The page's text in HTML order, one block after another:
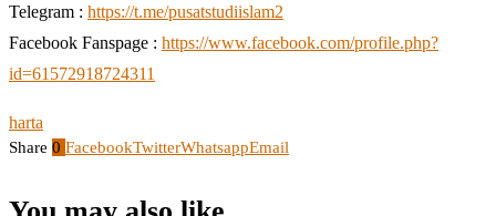
Telegram : https://t.me/pusatstudiislam2
Facebook Fanspage : https://www.facebook.com/profile.php?
id=61572918724311
harta
Share 0 FacebookTwitterWhatsappEmail